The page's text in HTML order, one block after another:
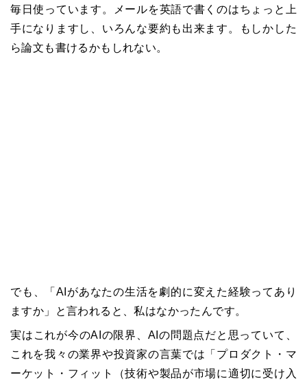
毎日使っています。メールを英語で書くのはちょっと上
手になりますし、いろんな要約も出来ます。もしかした
ら論文も書けるかもしれない。
でも、「AIがあなたの生活を劇的に変えた経験ってあり
ますか」と言われると、私はなかったんです。
実はこれが今のAIの限界、AIの問題点だと思っていて、
これを我々の業界や投資家の言葉では「プロダクト・マ
ーケット・フィット（技術や製品が市場に適切に受け入